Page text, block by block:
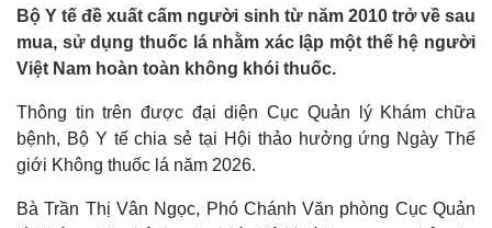
Bộ Y tế đề xuất cấm người sinh từ năm 2010 trở về sau
mua, sử dụng thuốc lá nhằm xác lập một thế hệ người
Việt Nam hoàn toàn không khói thuốc.
Thông tin trên được đại diện Cục Quản lý Khám chữa
bệnh, Bộ Y tế chia sẻ tại Hội thảo hưởng ứng Ngày Thế
giới Không thuốc lá năm 2026.
Bà Trần Thị Vân Ngọc, Phó Chánh Văn phòng Cục Quản